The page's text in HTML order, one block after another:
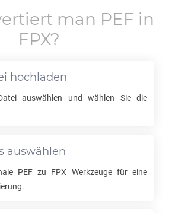
man PEF in
FPX?
hochladen
auswählen und wählen Sie die
auswählen
PEFzu FPX Werkzeuge für eine